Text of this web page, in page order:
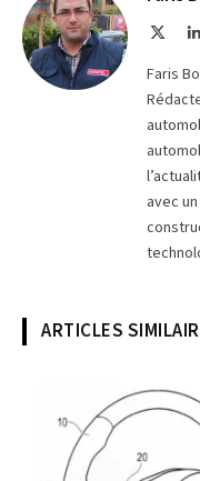
Faris
avec
ARTICLES